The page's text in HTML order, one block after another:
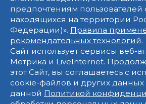
предпочтениям пользователей
находящихся на территории
Федерации)». Правила
рекомендательных технологий.
Сайт использует сервисы веб-
Метрика и LiveInternet.
этот Сайт, вы соглашаетесь с
cookie-файлов и других данных
данной Политикой